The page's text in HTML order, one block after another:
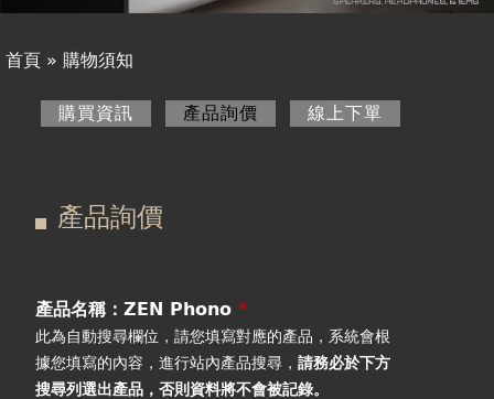
視聽專欄
購物須知
購買資訊
視聽室預約
線上商城
您
首頁 » 購物須知
引
標
購買資訊 產品詢價 (作用中頁籤)
線上下單
產品詢價
產品名稱：ZEN Phono*
此為自動搜尋欄位，請您填寫對應的產品，系統會根
據您填寫的內容，進行站內產品搜尋，請務必於下方
搜尋列選出產品 ，否則資料將不會被記錄。